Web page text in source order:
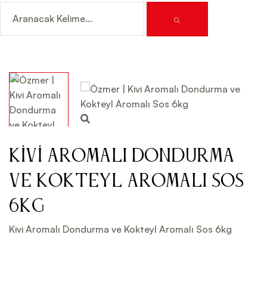
Kivi Aromalı Dondurma
ve Kokteyl Aromalı Sos
6kg
Kivi Aromalı Dondurma ve Kokteyl Aromalı Sos 6kg